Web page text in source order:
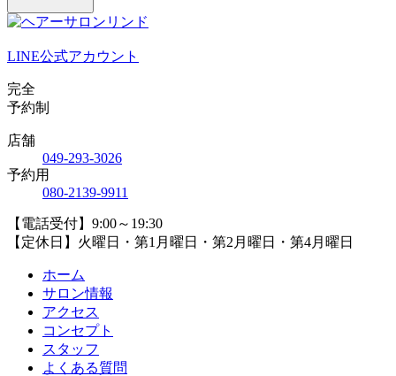
LINE公式アカウント
完全
予約制
店舗
049-293-3026
予約用
080-2139-9911
【電話受付】9:00～19:30
【定休日】火曜日・第1月曜日・第2月曜日・第4月曜日
ホーム
サロン情報
アクセス
コンセプト
スタッフ
よくある質問